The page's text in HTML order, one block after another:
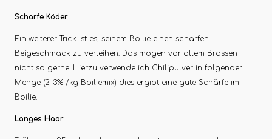
Scharfe Köder
Ein weiterer Trick ist es, seinem Boilie einen scharfen
Beigeschmack zu verleihen. Das mögen vor allem Brassen
nicht so gerne. Hierzu verwende ich Chilipulver in folgender
Menge (2-3% /kg Boiliemix) dies ergibt eine gute Schärfe im
Boilie.
Langes Haar